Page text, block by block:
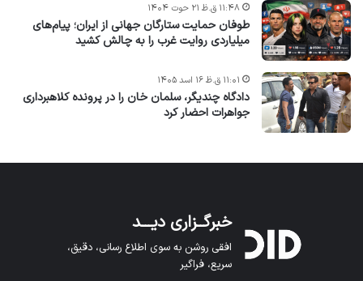
طوفان حمایت ستارگان جهانی از ایران؛ پیام‌های
میلیاردی روایت غرب را به چالش کشید
۱۱:۴۸ ق.ظ ۲۱ حوت ۱۴۰۴
دادگاه چندیگر، سلمان خان را در پرونده کلاهبرداری
جواهرات احضار کرد
۱۱:۰۱ ق.ظ ۱۶ اسد ۱۴۰۵
خبرگــزاری دیـــد
افقی روشن به سوی اطلاع رسانی، دقیق،
سریع، فراگیر